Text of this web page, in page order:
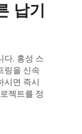
납기
다. 홍성 스
링을 신속
시면 즉시
젝트를 정